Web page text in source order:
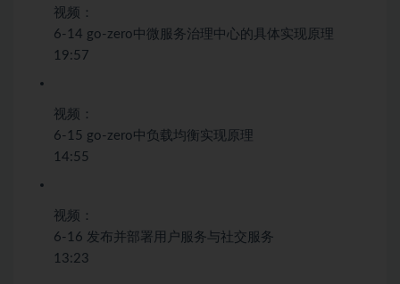
视频：
6-14 go-zero中微服务治理中心的具体实现原理
19:57
视频：
6-15 go-zero中负载均衡实现原理
14:55
视频：
6-16 发布并部署用户服务与社交服务
13:23